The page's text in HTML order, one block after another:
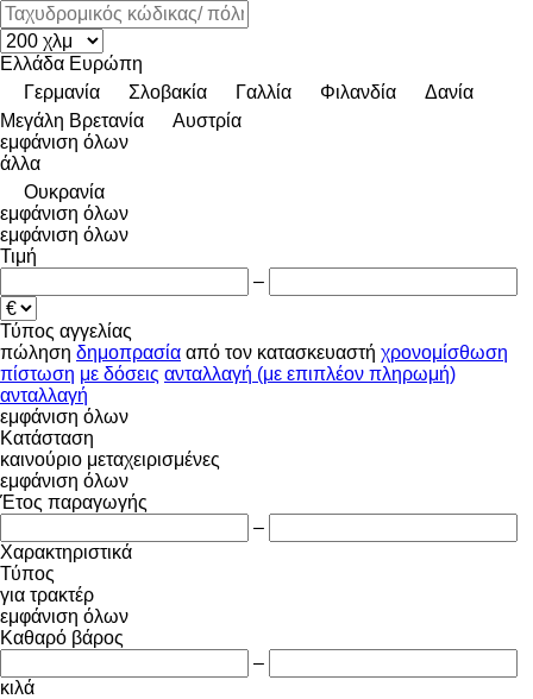
Ελλάδα Ευρώπη
Γερμανία
Σλοβακία Γαλλία Φιλανδία
Δανία
Μεγάλη Βρετανία
Αυστρία
εμφάνιση όλων
άλλα
Ουκρανία
εμφάνιση όλων
εμφάνιση όλων
Τιμή
–
Τύπος αγγελίας
πώληση δημοπρασία από τον κατασκευαστή χρονομίσθωση
πίστωση με δόσεις ανταλλαγή (με επιπλέον πληρωμή)
ανταλλαγή
εμφάνιση όλων
Κατάσταση
καινούριο μεταχειρισμένες
εμφάνιση όλων
Έτος παραγωγής
–
Χαρακτηριστικά
Τύπος
για τρακτέρ
εμφάνιση όλων
Καθαρό βάρος
–
κιλά